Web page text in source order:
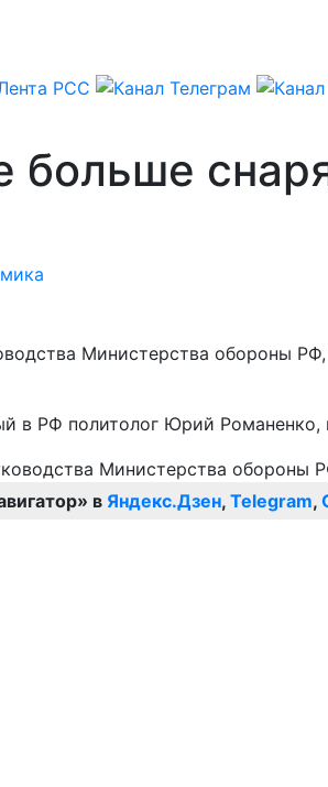
Министерства обороны
в РФ политолог Юрий Романенко,
в Яндекс.Дзен, Telegram,